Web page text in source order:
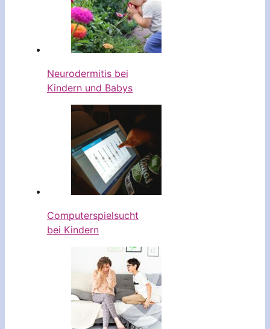
Neurodermitis bei
Kindern und Babys
Computerspielsucht
bei Kindern